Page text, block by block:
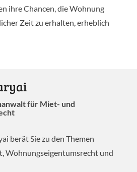
ihre Chancen, die Wohnung
Zeit zu erhalten, erheblich
für Miet- und
berät Sie zu den Themen
Wohnungseigentumsrecht und